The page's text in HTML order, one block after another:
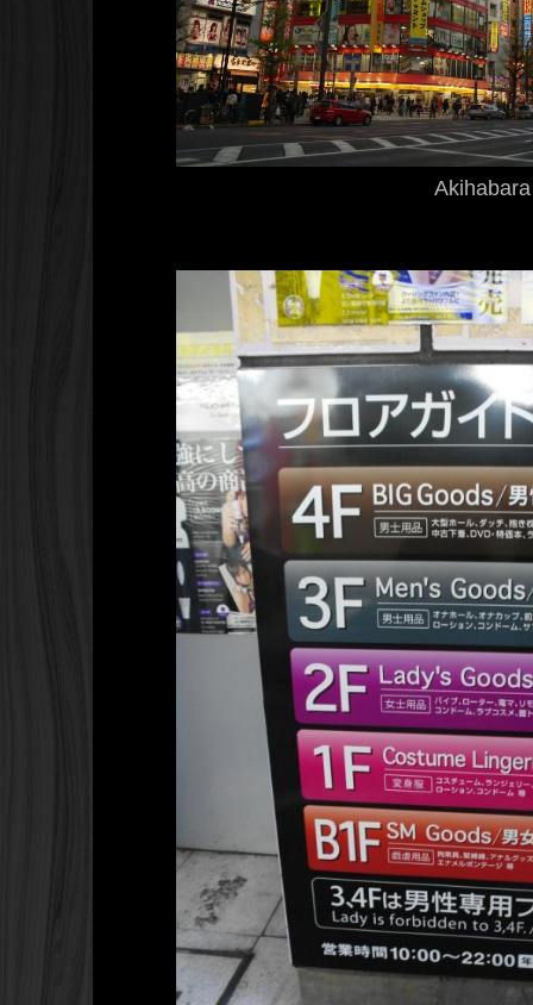
Akihabara